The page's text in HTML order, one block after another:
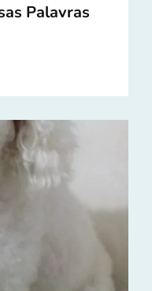
Palavras